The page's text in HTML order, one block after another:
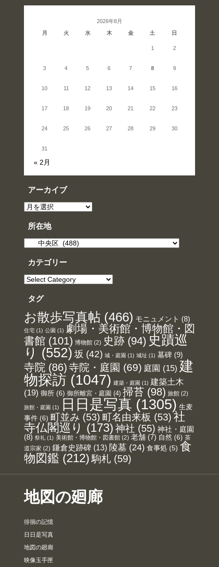
2026年8月
月
火 水 木 金 土 日
1 2
3 4 5 6 7 8 9
10 11 12 13 14 15 16
17 18 19 20 21 22 23
24 25 26 27 28 29 30
31
« 2月
アーカイブ
ア
ー
イ
ブ
所在地
所
在
カテゴリー
カ
テ
リ
ー
タグ
お散歩写真帖 (466) モニュメント (8)
住宅 (1) 公園 (1) 劇場・美術館・博物館・図
書館 (101) 博物館 (2) 史跡 (94) 史蹟巡
り (552) 坂 (42) 城・庭園 (1) 城址 (1) 墓碑 (9)
寺院 (86) 寺院・庭園 (69) 庭園 (15) 建
物探訪 (1047) 建築・庭園 (1) 建築土木
(19) 御所 (6) 御所離宮・庭園 (4) 掃苔 (98) 旅館 (2)
旅館・庭園 (1) 日日是写真 (1305) 生麦
事件 (6) 町並み (53) 町名由来板 (53) 社
寺仏閣巡り (173) 神社 (55) 神社・庭園
(8) 祭礼 (1) 美術館・博物館・図書館 (2) 老舗 (7) 自然 (6) 茶
道宗家 (2) 鎌倉史跡碑 (13) 陵墓 (24) 食事処 (5) 食
物図鑑 (212) 駒札 (59)
地図の廻廊
徘徊の記憶
日日是写真
地図の廻廊
映像玉手匣